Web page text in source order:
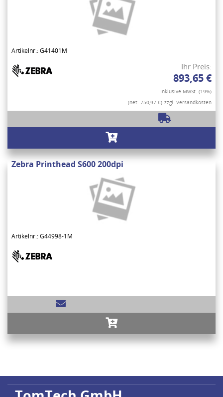
Artikelnr.: G41401M
Ihr Preis:
893,65 €
Inklusive MwSt. (19%)
(net. 750,97 €) zzgl. Versandkosten
Zebra Printhead S600 200dpi
Artikelnr.: G44998-1M